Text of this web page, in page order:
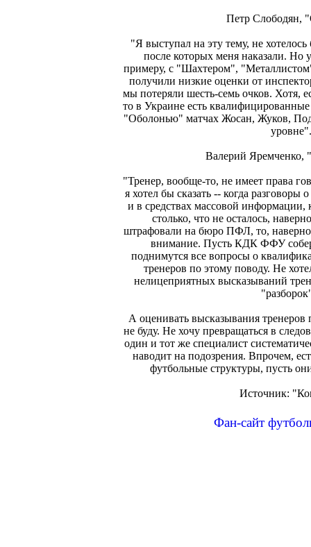
Петр Слободян,
"Я выступал на эту тему, не хотелось
после которых меня наказали.
примеру, с "Шахтером",
получили низкие оценки от
мы потеряли шесть-семь очков. Хотя,
то в Украине есть
"Оболонью" матчах Жосан, Жуков,
уровне".
Валерий Яремченко,
"Тренер, вообще-то, не имеет права
я хотел бы сказать -- когда разговоры
и в средствах массовой информации,
столько, что не осталось,
штрафовали на бюро ПФЛ, то,
внимание. Пусть КДК ФФУ
поднимутся все вопросы о
тренеров по этому поводу. Не
нелицеприятных высказываний
А оценивать высказывания тренеров
не буду. Не хочу превращаться в
один и тот же специалист
наводит на подозрения. Впрочем,
футбольные структуры, пусть
Источник:
Фан-сайт